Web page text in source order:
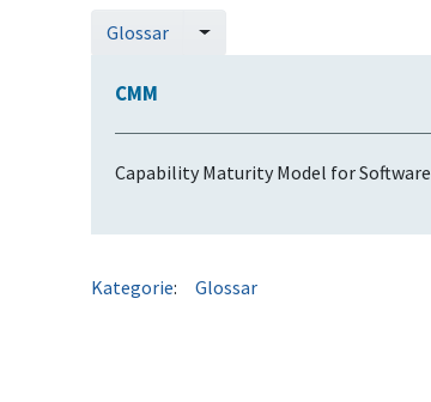
Wechseln zu:
Glossar
CMM
Capability Maturity Model for Software
Kategorie: Glossar